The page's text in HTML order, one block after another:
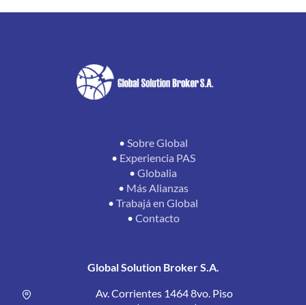
• Sobre Global
• Experiencia PAS
• Globalia
• Más Alianzas
• Trabajá en Global
• Contacto
Global Solution Broker S.A.
Av. Corrientes 1464 8vo. Piso